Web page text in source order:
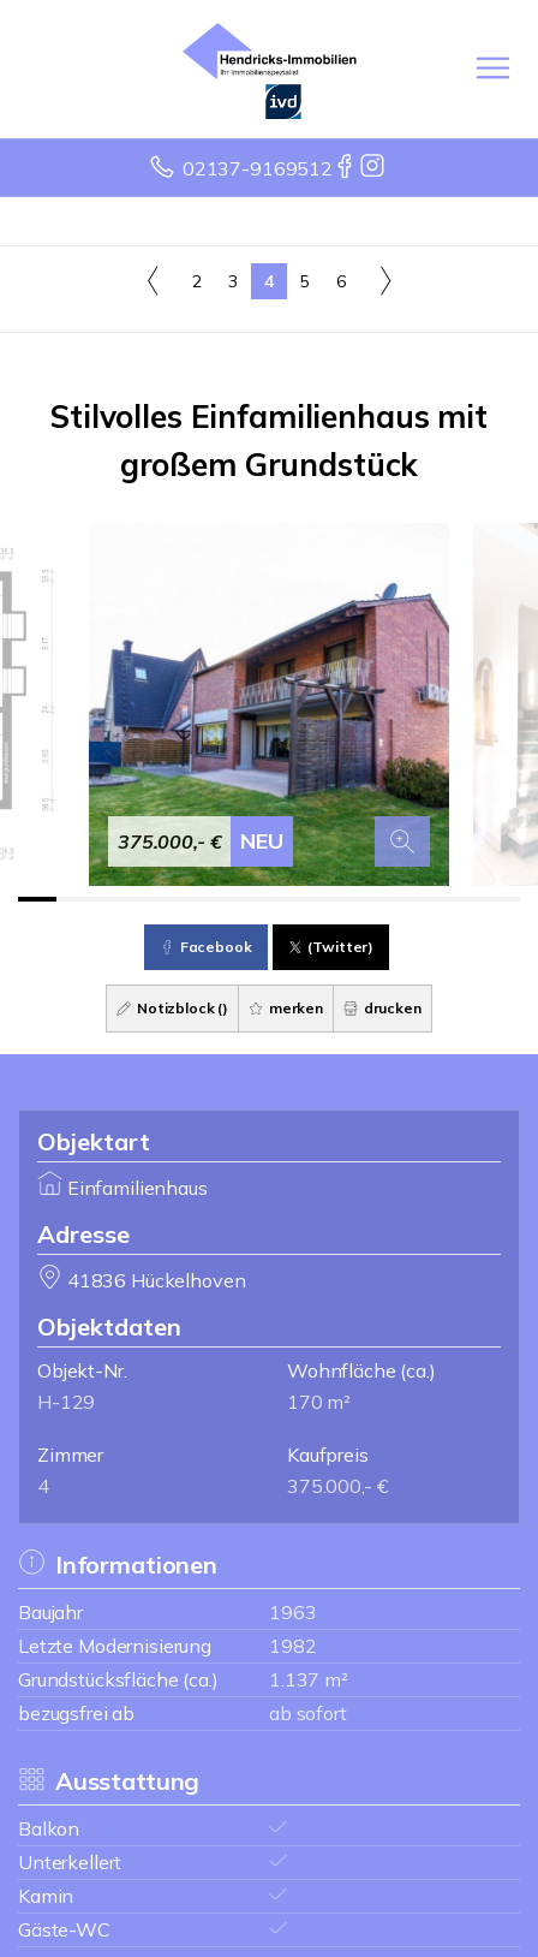
02137-9169512
2 3 4 5 6
Stilvolles Einfamilienhaus mit
großem Grundstück
375.000,- € NEU
Facebook (Twitter)
Notizblock () merken drucken
Objektart
Einfamilienhaus
Adresse
41836 Hückelhoven
Objektdaten
Objekt-Nr.
H-129
Wohnfläche (ca.)
170 m²
Zimmer
4
Kaufpreis
375.000,- €
Informationen
Baujahr
1963
Letzte Modernisierung
1982
Grundstücksfläche (ca.)
1.137 m²
bezugsfrei ab
ab sofort
Ausstattung
Balkon
Unterkellert
Kamin
Gäste-WC